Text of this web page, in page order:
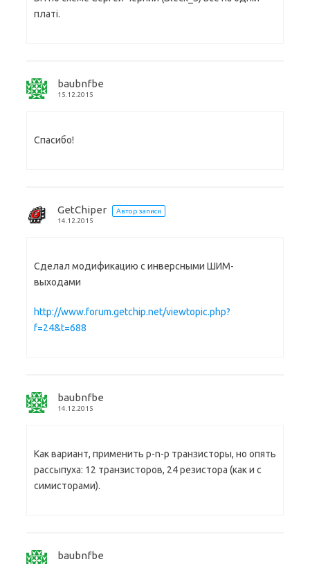
платі.
baubnfbe
15.12.2015
Спасибо!
GetChiper
Автор записи
14.12.2015
Сделал модификацию с инверсными ШИМ-
выходами
http://www.forum.getchip.net/viewtopic.php?
f=24&t=688
baubnfbe
14.12.2015
Как вариант, применить p-n-p транзисторы, но опять
рассыпуха: 12 транзисторов, 24 резистора (как и с
симисторами).
baubnfbe